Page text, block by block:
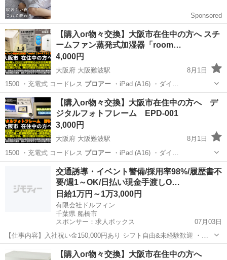
【購入or物々交換】大阪市在住中の方へ スチ
ームファン蒸発式加湿器「room…
4,000円
大阪府 大阪難波駅
8月1日
1500 ・充電式 コードレス ブロアー・iPad (A16) ・ダイ…
大阪 大阪市 大阪難波駅 季節、空調家電
コントローラー
【購入or物々交換】大阪市在住中の方へ デ
ジタルフォトフレーム EPD-001
3,000円
大阪府 大阪難波駅
8月1日
1500 ・充電式 コードレス ブロアー・iPad (A16) ・ダイ…
大阪難波駅 その他 電気ケトル
交通誘導・イベント警備/採用率98%/履歴書不
要/週1～OK/日払い現金手渡しO…
日給1万円～1万3,000円
有限会社ドルフィン
千葉県 船橋市
スポンサー：求人ボックス
07月03日
【仕事内容】入社祝い金150,000円あり シフト自由&未経験歓迎
・直
行直帰OK ・一部車・自転車・バイク通勤OK ・週1～OK ・日払い・
週払いOK、現金手渡しも可能です! <仕事内容> 建築・土木工事現場
アルバイト・パート
【購入or物々交換】大阪市在住中の方へ